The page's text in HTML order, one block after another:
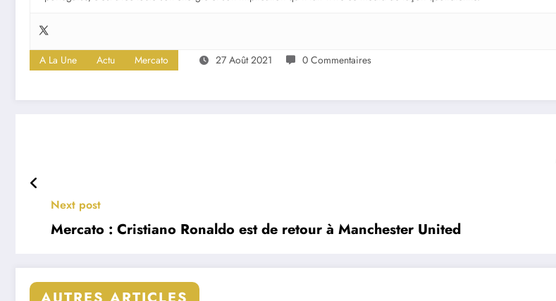
A La Une Actu Mercato 27 Août 2021 0 Commentaires
Next post
Mercato : Cristiano Ronaldo est de retour à Manchester United